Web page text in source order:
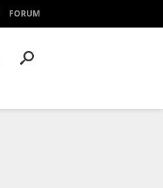
FORUM